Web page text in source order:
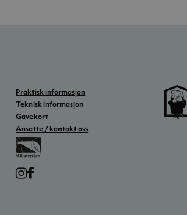
Praktisk informasjon
Teknisk informasjon
Gavekort
Ansatte / kontakt oss